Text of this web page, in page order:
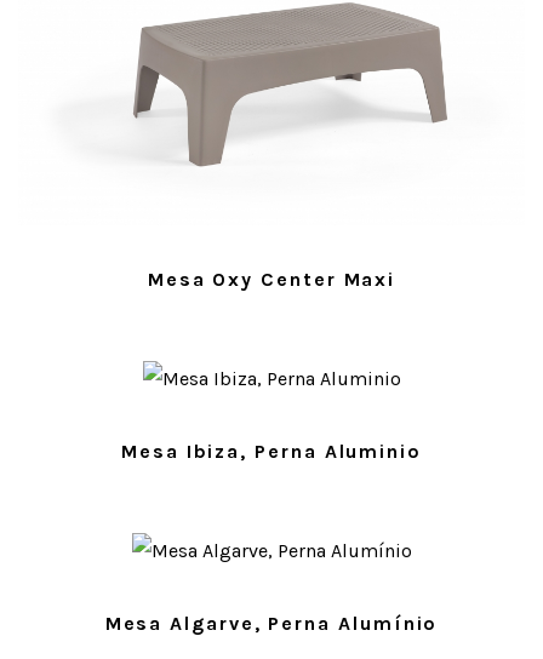
Mesa Oxy Center Maxi
Mesa Ibiza, Perna Aluminio
Mesa Algarve, Perna Alumínio